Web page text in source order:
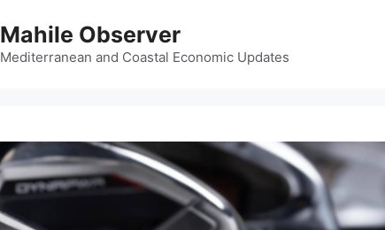
Mahile Observer
Mediterranean and Coastal Economic Updates